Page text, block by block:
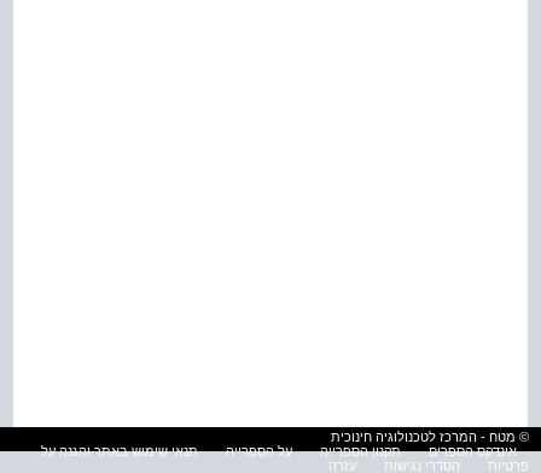
© מטח - המרכז לטכנולוגיה חינוכית
אינדקס הספרים
תקנון הספרייה על הספרייה
תנאי שימוש באתר והגנה על
פרטיות
הסדרי נגישות עזרה